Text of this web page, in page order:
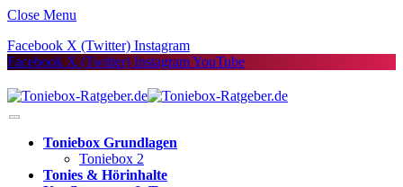
Close Menu
Facebook X (Twitter) Instagram
Facebook X (Twitter) InstagramYouTube
Toniebox Grundlagen
Toniebox 2
Tonies & Hörinhalte